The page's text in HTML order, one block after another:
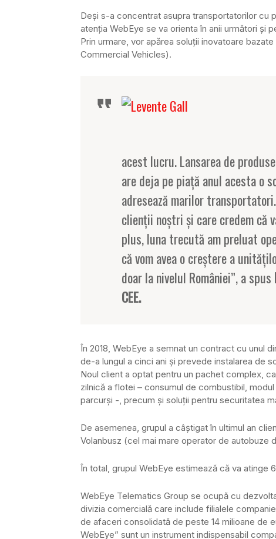
Deşi s-a concentrat asupra transportatorilor cu
atenţia WebEye se va orienta în anii următori şi
Prin urmare, vor apărea soluţii inovatoare
Commercial Vehicles).
acest lucru. Lansarea de
are deja pe piaţă anul acesta o
adresează marilor
clienţii noştri şi care credem că
plus, luna trecută am preluat
că vom avea o creştere a
doar la nivelul României”, a spus
CEE.
În 2018, WebEye a semnat un contract cu unul
de-a lungul a cinci ani şi prevede instalarea de
Noul client a optat pentru un pachet complex,
zilnică a flotei – consumul de combustibil,
parcurşi -, precum şi soluţii pentru securitatea
De asemenea, grupul a câştigat în ultimul an
Volanbusz (cel mai mare operator de autobuze
În total, grupul WebEye estimează că va atinge
WebEye Telematics Group se ocupă cu
divizia comercială care include filialele
de afaceri consolidată de peste 14 milioane de
WebEye” sunt un instrument indispensabil